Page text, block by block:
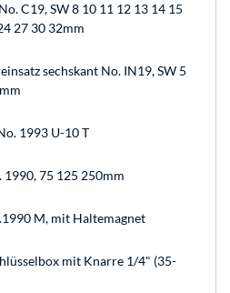
C19, SW 8 10 11 12 13 14 15
27 30 32mm
sechskant No. IN19, SW 5
1993 U-10 T
75 125 250mm
M, mit Haltemagnet
mit Knarre 1/4" (35-